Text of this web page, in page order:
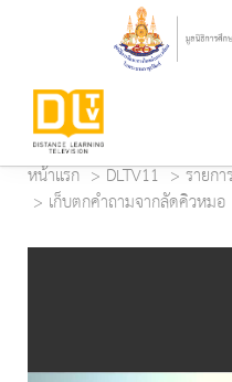
หน้าแรก DLTV11
รายก
เก็บตกคำถามจากลัดคิวหมอ